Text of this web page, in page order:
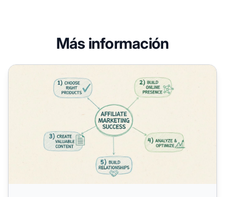
Más información
Cómo lograr el éxito en el marketing de afiliados